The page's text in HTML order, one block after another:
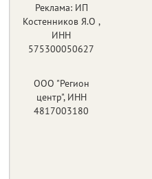
Реклама: ИП
Костенников Я.О ,
ИНН
575300050627
ООО "Регион
центр", ИНН
4817003180